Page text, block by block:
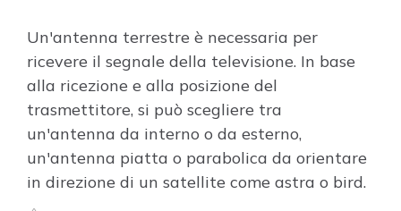
Un'antenna terrestre è necessaria per
ricevere il segnale della televisione. In base
alla ricezione e alla posizione del
trasmettitore, si può scegliere tra
un'antenna da interno o da esterno,
un'antenna piatta o parabolica da orientare
in direzione di un satellite come astra o bird.